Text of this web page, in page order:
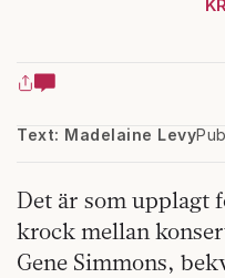
Text: Madelaine Levy
Det är som upplagt
krock mellan
Gene Simmons,